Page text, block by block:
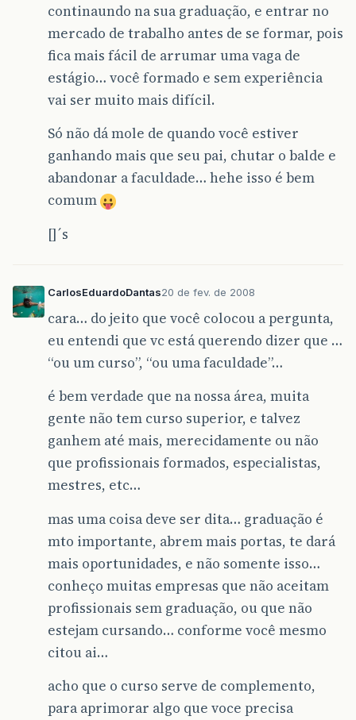
continaundo na sua graduação, e entrar no
mercado de trabalho antes de se formar, pois
fica mais fácil de arrumar uma vaga de
estágio… você formado e sem experiência
vai ser muito mais difícil.
Só não dá mole de quando você estiver
ganhando mais que seu pai, chutar o balde e
abandonar a faculdade… hehe isso é bem
comum
[]´s
CarlosEduardoDantas20 de fev. de 2008
cara… do jeito que você colocou a pergunta,
eu entendi que vc está querendo dizer que …
“ou um curso”, “ou uma faculdade”…
é bem verdade que na nossa área, muita
gente não tem curso superior, e talvez
ganhem até mais, merecidamente ou não
que profissionais formados, especialistas,
mestres, etc…
mas uma coisa deve ser dita… graduação é
mto importante, abrem mais portas, te dará
mais oportunidades, e não somente isso…
conheço muitas empresas que não aceitam
profissionais sem graduação, ou que não
estejam cursando… conforme você mesmo
citou ai…
acho que o curso serve de complemento,
para aprimorar algo que voce precisa